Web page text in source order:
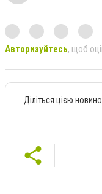
Авторизуйтесь, щоб
Діліться цією